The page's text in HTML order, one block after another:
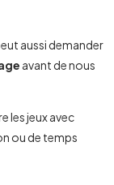
aussi demander
avant de nous
les jeux avec
ou de temps